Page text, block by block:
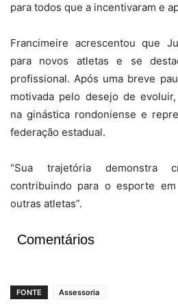
para todos que a incentivaram e
Francimeire acrescentou que
para novos atletas e se
profissional. Após uma breve
motivada pelo desejo de
na ginástica rondoniense e
federação estadual.
“Sua trajetória demonstra
contribuindo para o esporte
outras atletas”.
Comentários
FONTE Assessoria